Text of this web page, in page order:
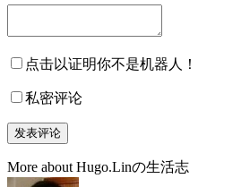
点击以证明你不是机器人！
私密评论
More about Hugo.Linの生活志